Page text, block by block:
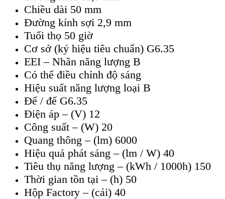
Chiều dài 50 mm
Đường kính sợi 2,9 mm
Tuổi thọ 50 giờ
Cơ sở (ký hiệu tiêu chuẩn) G6.35
EEI – Nhãn năng lượng B
Có thể điều chỉnh độ sáng
Hiệu suất năng lượng loại B
Đế / đế G6.35
Điện áp – (V) 12
Công suất – (W) 20
Quang thông – (lm) 6000
Hiệu quả phát sáng – (lm / W) 40
Tiêu thụ năng lượng – (kWh / 1000h) 150
Thời gian tồn tại – (h) 50
Hộp Factory – (cái) 40